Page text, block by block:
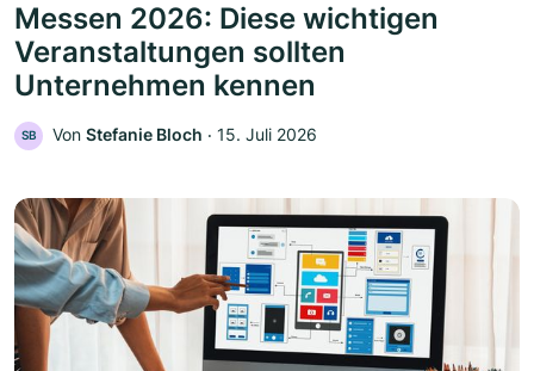
Messen 2026: Diese wichtigen
Veranstaltungen sollten
Unternehmen kennen
SB Von Stefanie Bloch ‧ 15. Juli 2026